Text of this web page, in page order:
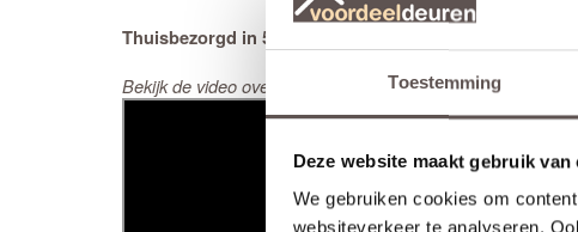
Toestemming
Deze website maakt gebruik van
We gebruiken cookies om
websiteverkeer te analyseren.
Thuisbezorgd in 5 werkweken
Bekijk de video over de deuren uit de Subliem collectie: